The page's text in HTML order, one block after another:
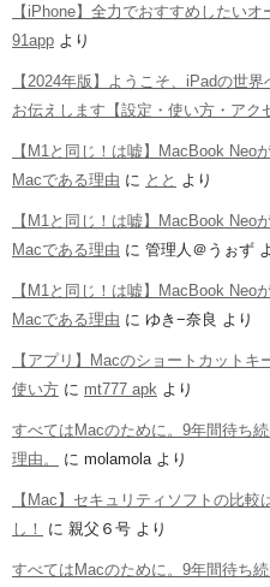
【iPhone】全力でおすすめしたい
91app より
【2024年版】ようこそ、iPadの世
お伝えします【設定・使い方・アク
【M1と同じ！は嘘】MacBook
Macである理由 に とと より
【M1と同じ！は嘘】MacBook
Macである理由 に 管理人＠うぉず
【M1と同じ！は嘘】MacBook
Macである理由 に ゆき−奈良 より
【アプリ】Macのショートカットキ
使い方 に mt777 apk より
すべてはMacのために。9年間待ち
理由。
に molamola より
【Mac】セキュリティソフトの比
し！
に 親父６号 より
すべてはMacのために。9年間待ち